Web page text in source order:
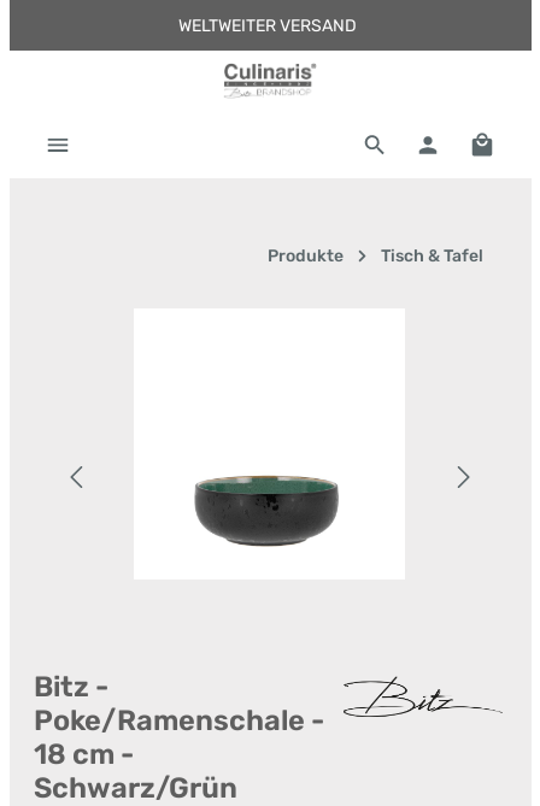
Zum Hauptinhalt springenWELTWEITER VERSAND
Produkte Tisch & Tafel
Bitz -
Poke/Ramenschale -
18 cm -
Schwarz/Grün